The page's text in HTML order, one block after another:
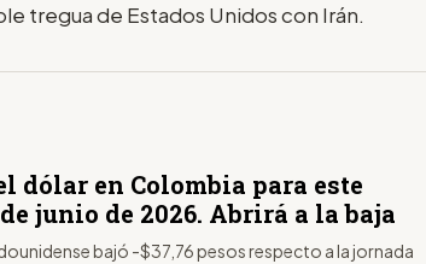
tregua de Estados Unidos con Irán.
dólar en Colombia para este
junio de 2026. Abrirá a la baja
bajó -$37,76 pesos respecto a la jornada